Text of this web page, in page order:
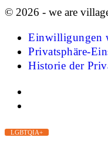
© 2026 - we are
Einwilligungen
Privatsphäre-
Historie der
LGBTQIA+